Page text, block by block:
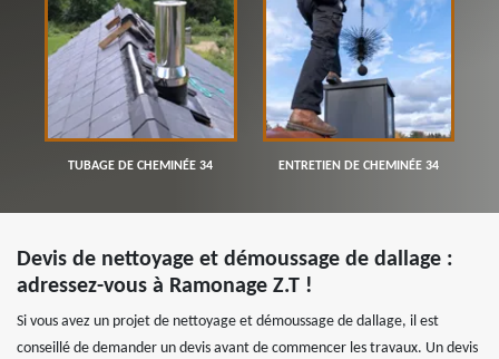
TUBAGE DE CHEMINÉE 34 ENTRETIEN DE CHEMINÉE 34
Devis de nettoyage et démoussage de dallage :
adressez-vous à Ramonage Z.T !
Si vous avez un projet de nettoyage et démoussage de dallage, il est
conseillé de demander un devis avant de commencer les travaux. Un devis